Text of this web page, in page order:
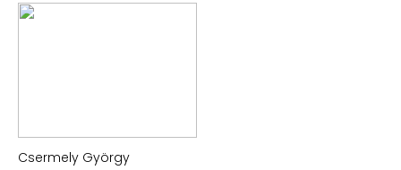
Csermely György